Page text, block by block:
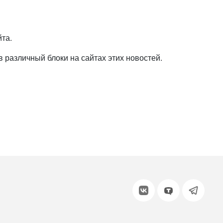
блоки на сайтах этих новостей.